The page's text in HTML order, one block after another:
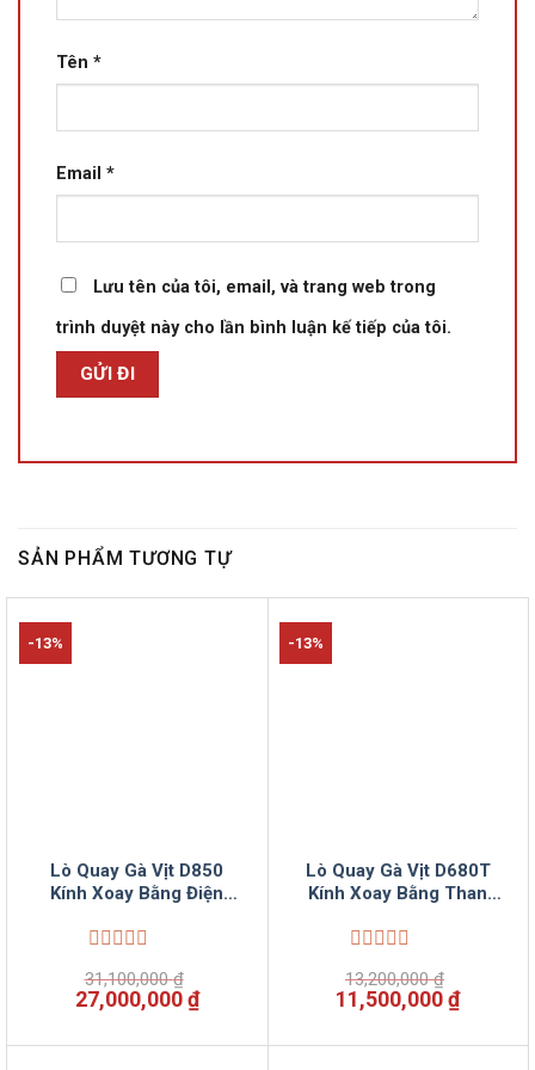
Tên *
Email *
Lưu tên của tôi, email, và trang web trong
trình duyệt này cho lần bình luận kế tiếp của tôi.
SẢN PHẨM TƯƠNG TỰ
-13%
Lò Quay Gà Vịt D850
Kính Xoay Bằng Điện
Vinsuncom
xếp
hạng
5
31,100,000₫
Giá
gốc
là:
27,000,000₫Giá
hiện
tại
-13%
Lò Quay Gà Vịt D680T
Kính Xoay Bằng Than
Vinsuncom
xếp
hạng
5
13,200,000₫
Giá
gốc
là:
11,500,000₫Giá
tại